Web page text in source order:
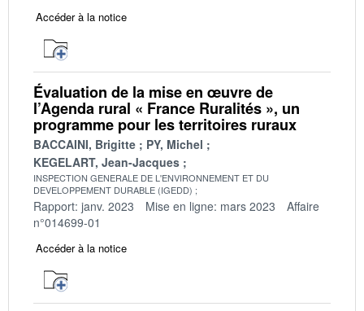
Accéder à la notice
Évaluation de la mise en œuvre de
l’Agenda rural « France Ruralités », un
programme pour les territoires ruraux
BACCAINI, Brigitte
PY, Michel
KEGELART, Jean-Jacques
INSPECTION GENERALE DE L'ENVIRONNEMENT ET DU
DEVELOPPEMENT DURABLE (IGEDD)
Rapport: janv. 2023 Mise en ligne: mars 2023
Affaire
n°014699-01
Accéder à la notice